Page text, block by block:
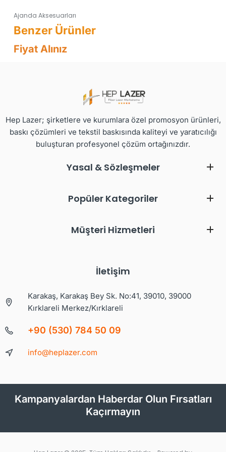
Ajanda Aksesuarları
Fiyat Alınız
Hep Lazer; şirketlere ve kurumlara özel promosyon ürünleri,
baskı çözümleri ve tekstil baskısında kaliteyi ve yaratıcılığı
buluşturan profesyonel çözüm ortağınızdır.
Yasal & Sözleşmeler
Popüler Kategoriler
Müşteri Hizmetleri
İletişim
Karakaş, Karakaş Bey Sk. No:41, 39010, 39000
Kırklareli Merkez/Kırklareli
+90 (530) 784 50 09
info@heplazer.com
Kampanyalardan Haberdar Olun Fırsatları
Kaçırmayın